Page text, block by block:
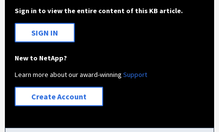
Sign in to view the entire content of this KB article.
SIGN IN
New to NetApp?
Learn more about our award-winningSupport
Create Account